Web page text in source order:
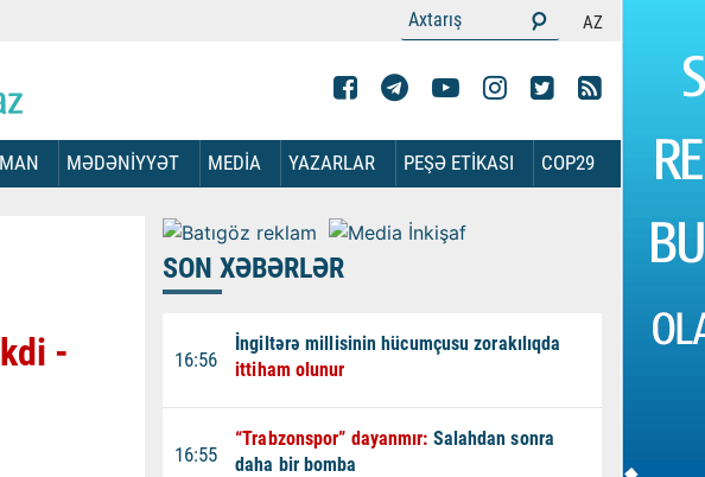
AZ
MƏDƏNİYYƏT MEDİA YAZARLAR PEŞƏ ETİKASI COP29
-
SON XƏBƏRLƏR
16:56
İngiltərə millisinin hücumçusu zorakılıqda
ittiham olunur
16:55
“Trabzonspor” dayanmır: Salahdan sonra
daha bir bomba